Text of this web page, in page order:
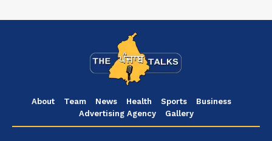
About Team News Health Sports
Business
Advertising Agency
Gallery